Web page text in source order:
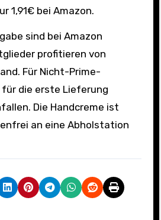
1,91€ bei Amazon.
sind bei Amazon
profitieren von
Für Nicht-Prime-
die erste Lieferung
Die Handcreme ist
an eine Abholstation